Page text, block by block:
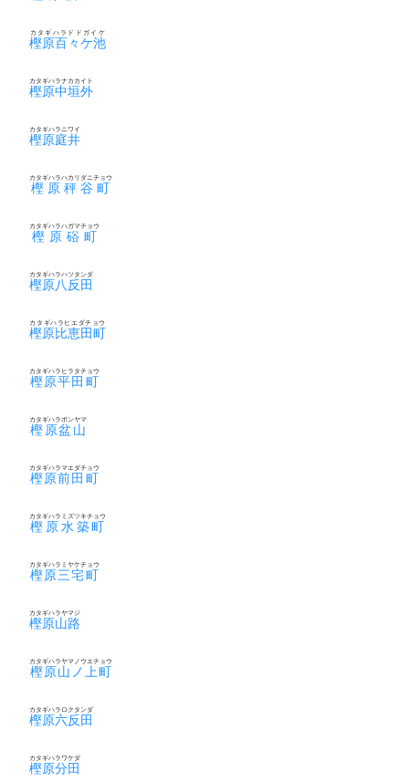
樫原百々ケ池
カタギハラドドガイケ
樫原中垣外
カタギハラナカカイト
樫原庭井
カタギハラニワイ
樫原秤谷町
カタギハラハカリダニチョウ
樫原硲町
カタギハラハガマチョウ
樫原八反田
カタギハラハツタンダ
樫原比恵田町
カタギハラヒエダチョウ
樫原平田町
カタギハラヒラタチョウ
樫原盆山
カタギハラボンヤマ
樫原前田町
カタギハラマエダチョウ
樫原水築町
カタギハラミズツキチョウ
樫原三宅町
カタギハラミヤケチョウ
樫原山路
カタギハラヤマジ
樫原山ノ上町
カタギハラヤマノウエチョウ
樫原六反田
カタギハラロクタンダ
樫原分田
カタギハラワケダ